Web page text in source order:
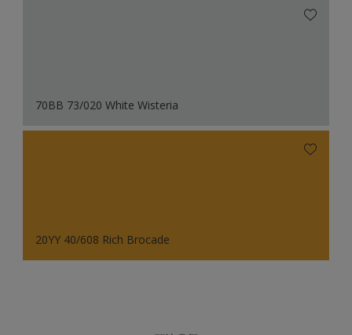
70BB 73/020 White Wisteria
20YY 40/608 Rich Brocade